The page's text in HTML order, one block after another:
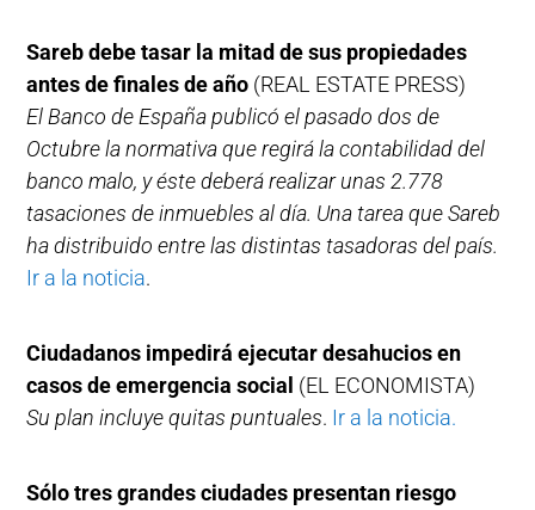
Sareb debe tasar la mitad de sus propiedades
antes de finales de año (REAL ESTATE PRESS)
El Banco de España publicó el pasado dos de
Octubre la normativa que regirá la contabilidad del
banco malo, y éste deberá realizar unas 2.778
tasaciones de inmuebles al día. Una tarea que Sareb
ha distribuido entre las distintas tasadoras del país.
Ir a la noticia.
Ciudadanos impedirá ejecutar desahucios en
casos de emergencia social (EL ECONOMISTA)
Su plan incluye quitas puntuales. Ir a la noticia.
Sólo tres grandes ciudades presentan riesgo